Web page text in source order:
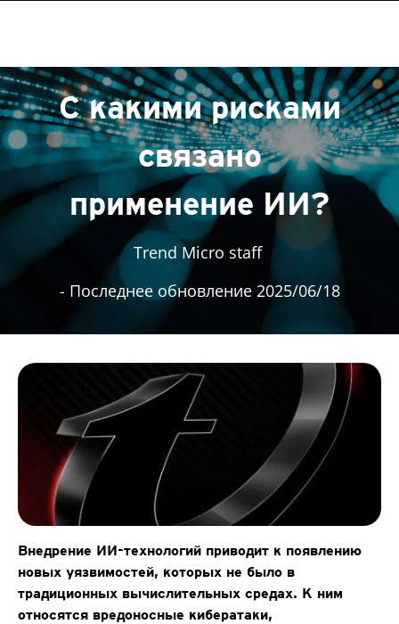
С какими рисками
связано
применение ИИ?
Trend Micro staff
- Последнее обновление 2025/06/18
Внедрение ИИ-технологий приводит к появлению
новых уязвимостей, которых не было в
традиционных вычислительных средах. К ним
относятся вредоносные кибератаки,